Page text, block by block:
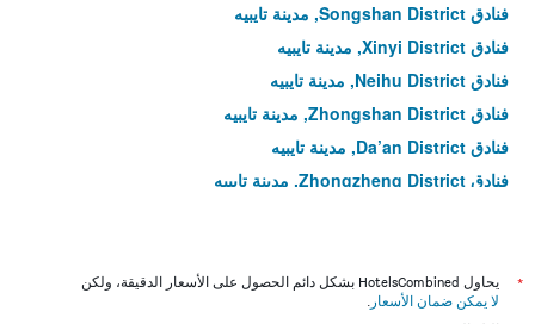
فنادق Songshan District, مدينة تايبيه
فنادق Xinyi District, مدينة تايبيه
فنادق Neihu District, مدينة تايبيه
فنادق Zhongshan District, مدينة تايبيه
فنادق Da’an District, مدينة تايبيه
فنادق Zhongzheng District, مدينة تايبيه
*
يحاول HotelsCombined بشكل دائم الحصول على الأسعار الدقيقة، ولكن
لا يمكن ضمان الأسعار .